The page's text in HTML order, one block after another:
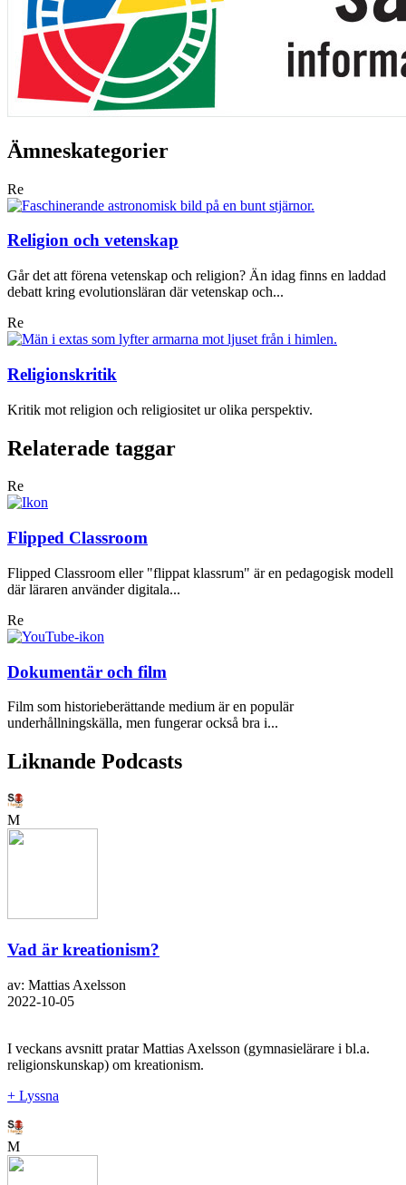
Ämneskategorier
Re
Religion och vetenskap
Går det att förena vetenskap och religion? Än idag finns en laddad
debatt kring evolutionsläran där vetenskap och...
Re
Religionskritik
Kritik mot religion och religiositet ur olika perspektiv.
Relaterade taggar
Re
Flipped Classroom
Flipped Classroom eller "flippat klassrum" är en pedagogisk modell
där läraren använder digitala...
Re
Dokumentär och film
Film som historieberättande medium är en populär
underhållningskälla, men fungerar också bra i...
Liknande Podcasts
M
Vad är kreationism?
av: Mattias Axelsson
2022-10-05
I veckans avsnitt pratar Mattias Axelsson (gymnasielärare i bl.a.
religionskunskap) om kreationism.
+ Lyssna
M